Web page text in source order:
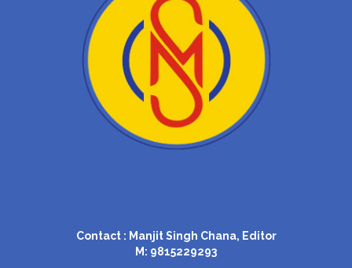
Contact : Manjit Singh Chana, Editor
M: 9815229293